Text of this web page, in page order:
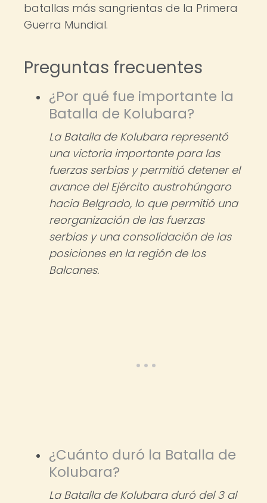
batallas más sangrientas de la Primera
Guerra Mundial.
Preguntas frecuentes
¿Por qué fue importante la
Batalla de Kolubara?
La Batalla de Kolubara representó
una victoria importante para las
fuerzas serbias y permitió detener el
avance del Ejército austrohúngaro
hacia Belgrado, lo que permitió una
reorganización de las fuerzas
serbias y una consolidación de las
posiciones en la región de los
Balcanes.
¿Cuánto duró la Batalla de
Kolubara?
La Batalla de Kolubara duró del 3 al